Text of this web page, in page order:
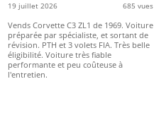
19 juillet 2026
685 vues
Vends Corvette C3 ZL1 de 1969. Voiture
préparée par spécialiste, et sortant de
révision. PTH et 3 volets FIA. Très belle
éligibilité. Voiture très fiable
performante et peu coûteuse à
l'entretien.